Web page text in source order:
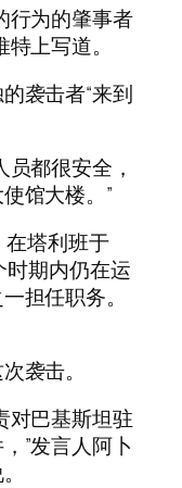
行为的肇事者
上写道。
袭击者“来到
都很安全，
馆大楼。”
在塔利班于
时期内仍在运
担任职务。
袭击。
对巴基斯坦驻
”发言人阿卜